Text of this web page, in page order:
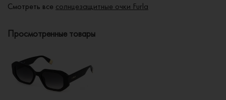
Смотреть все солнцезащитные очки Furla
Просмотренные товары